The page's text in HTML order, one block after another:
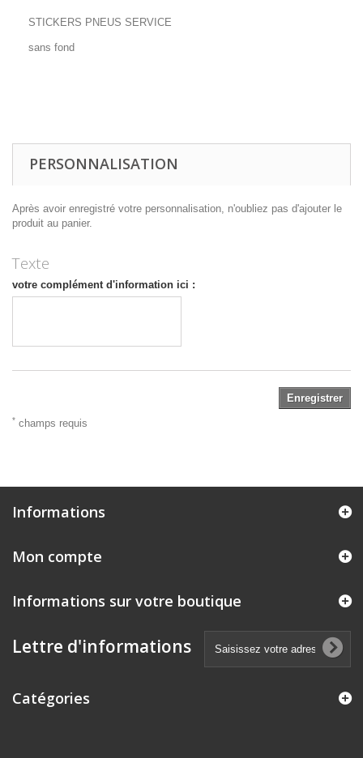
STICKERS PNEUS SERVICE
sans fond
PERSONNALISATION
Après avoir enregistré votre personnalisation, n'oubliez pas d'ajouter le
produit au panier.
Texte
votre complément d'information ici :
Enregistrer
* champs requis
Informations
Mon compte
Informations sur votre boutique
Lettre d'informations
Catégories